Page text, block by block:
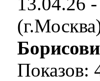
Показов: